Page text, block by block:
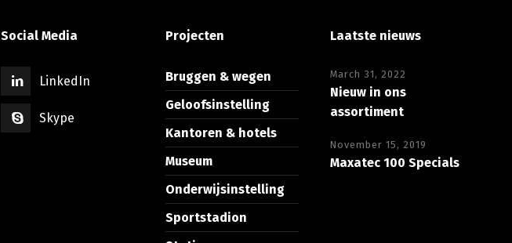
Social Media
LinkedIn
Skype
Projecten
Bruggen & wegen
Geloofsinstelling
Kantoren & hotels
Museum
Onderwijsinstelling
Sportstadion
Laatste nieuws
March 31, 2022
Nieuw in ons
assortiment
November 15, 2019
Maxatec 100 Specials